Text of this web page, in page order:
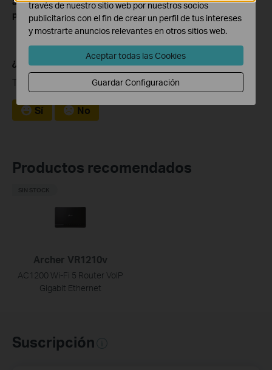
producto.
¿Es útil este artículo?
Tus comentarios nos ayudan a mejorar esta web.
Sí No
Productos recomendados
Archer VR1210v
AC1200 Wi-Fi 5 Router VoIP
Gigabit Ethernet
SIN STOCK
Suscripción
través de nuestro sitio web por nuestros socios
publicitarios con el fin de crear un perfil de tus intereses
y mostrarte anuncios relevantes en otros sitios web.
Aceptar todas las Cookies
Guardar Configuración